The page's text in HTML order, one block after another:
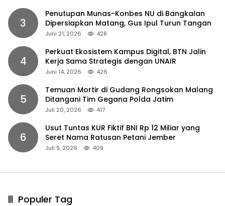
3
Penutupan Munas-Konbes NU di Bangkalan
Dipersiapkan Matang, Gus Ipul Turun Tangan
Juni 21, 2026 428
4
Perkuat Ekosistem Kampus Digital, BTN Jalin
Kerja Sama Strategis dengan UNAIR
Juni 14, 2026 426
5
Temuan Mortir di Gudang Rongsokan Malang
Ditangani Tim Gegana Polda Jatim
Juli 20, 2026 417
6
Usut Tuntas KUR Fiktif BNI Rp 12 Miliar yang
Seret Nama Ratusan Petani Jember
Juli 9, 2026 409
Populer Tag